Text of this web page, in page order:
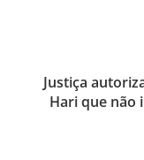
Justiça
Hari que não